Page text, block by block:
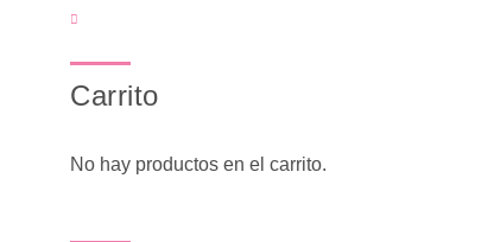
Carrito
No hay productos en el carrito.